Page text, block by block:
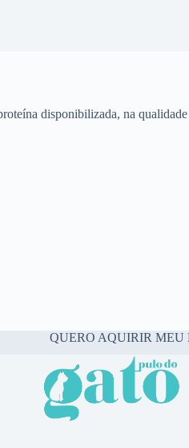
disponibilizada, na
QUERO AQUIRIR MEU